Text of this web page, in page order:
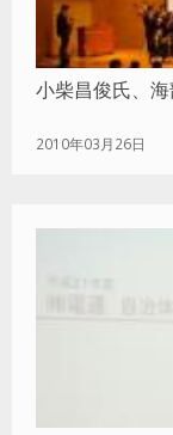
小柴昌俊氏、
2010年03月26日